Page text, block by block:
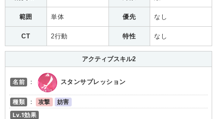
範囲 単体 優先 なし
CT 2行動 特性 なし
アクティブスキル2
名前 ： スタンサプレッション
種類 ： 攻撃
妨害
Lv.1効果